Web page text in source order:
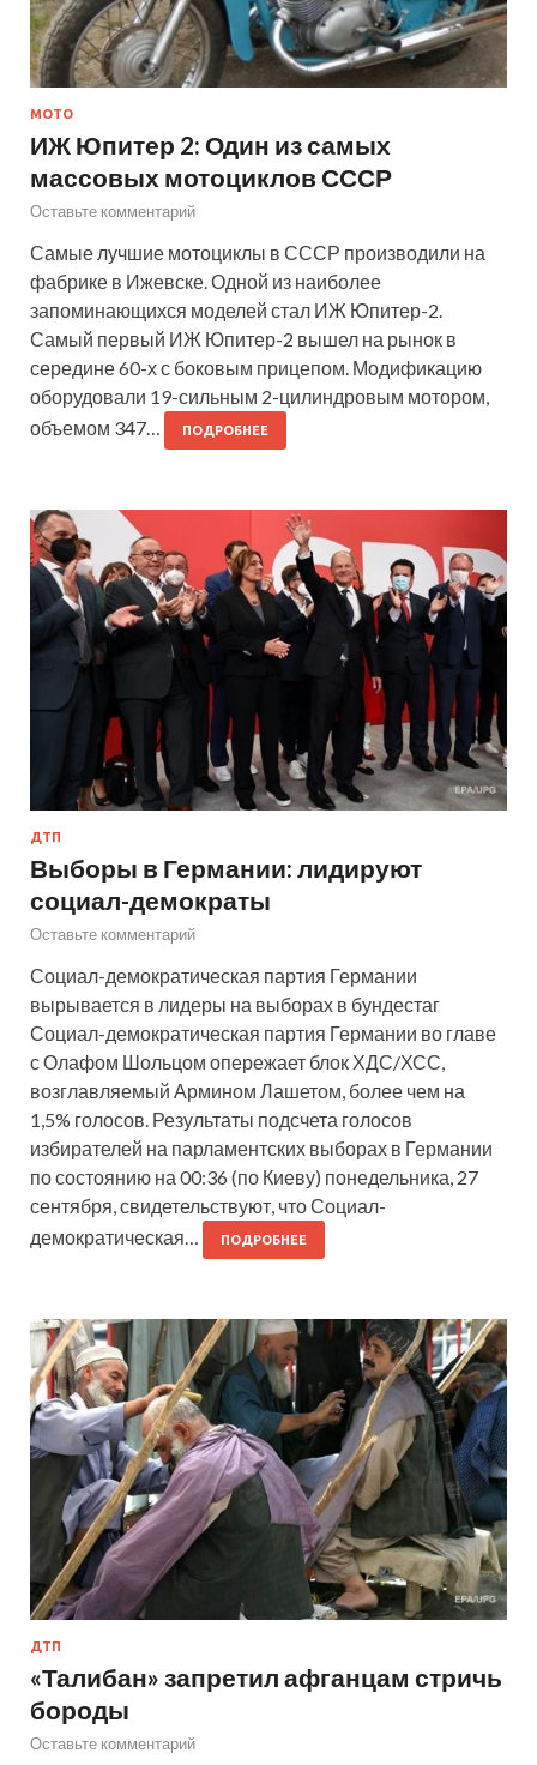
МОТО
ИЖ Юпитер 2: Один из самых
массовых мотоциклов СССР
Оставьте комментарий
Самые лучшие мотоциклы в СССР производили на
фабрике в Ижевске. Одной из наиболее
запоминающихся моделей стал ИЖ Юпитер-2.
Самый первый ИЖ Юпитер-2 вышел на рынок в
середине 60-х с боковым прицепом. Модификацию
оборудовали 19-сильным 2-цилиндровым мотором,
объемом 347…
ПОДРОБНЕЕ
ДТП
Выборы в Германии: лидируют
социал-демократы
Оставьте комментарий
Социал-демократическая партия Германии
вырывается в лидеры на выборах в бундестаг
Социал-демократическая партия Германии во главе
с Олафом Шольцом опережает блок ХДС/ХСС,
возглавляемый Армином Лашетом, более чем на
1,5% голосов. Результаты подсчета голосов
избирателей на парламентских выборах в Германии
по состоянию на 00:36 (по Киеву) понедельника, 27
сентября, свидетельствуют, что Социал-
демократическая…
ПОДРОБНЕЕ
ДТП
«Талибан» запретил афганцам стричь
бороды
Оставьте комментарий